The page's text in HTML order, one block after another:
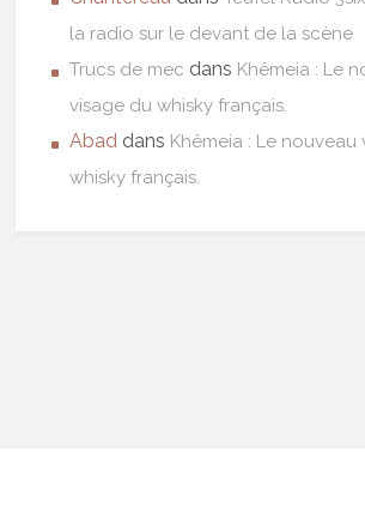
la radio sur le devant de la scène
Trucs de mec dans Khêmeia : Le
visage du whisky français.
Abad dans Khêmeia : Le nouveau
whisky français.